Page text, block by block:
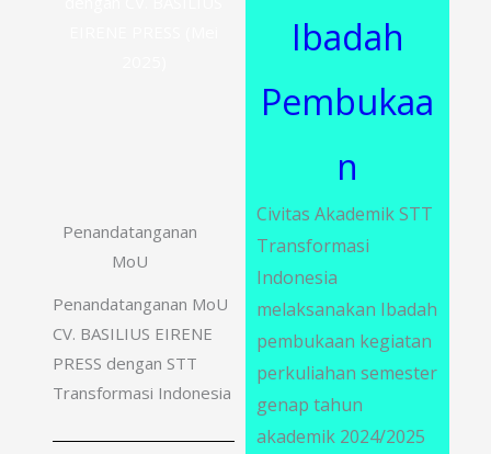
Penandatanganan
MoU
Penandatanganan MoU
CV. BASILIUS EIRENE
PRESS dengan STT
Transformasi Indonesia
Ibadah
Pembukaa
n
Civitas Akademik STT
Transformasi
Indonesia
melaksanakan Ibadah
pembukaan kegiatan
perkuliahan semester
genap tahun
akademik 2024/2025